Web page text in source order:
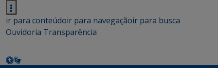
ir para conteúdoir para navegaçãoir para busca
Ouvidoria Transparência